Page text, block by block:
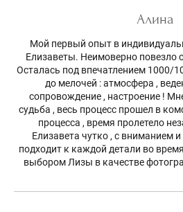
Алина
Мой первый опыт в
Елизаветы. Неимоверно повезло
Осталась под впечатлением 1000/
до мелочей : атмосфера ,
сопровождение , настроение !
судьба , весь процесс прошел в
процесса , время пролетело
Елизавета чутко , с вниманием
подходит к каждой детали во
выбором Лизы в качестве